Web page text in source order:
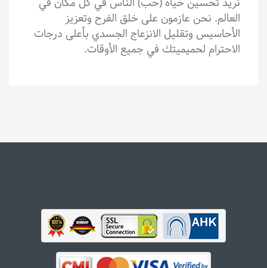
نريد تحسين حياة (حب) الناس في كل مكان في
العالم. نحن عازمون على خلق الفرح وتعزيز
الأحاسيس وتقليل الانزعاج الجسدي بأعلى درجات
الاحترام لحميميتك في جميع الأوقات.